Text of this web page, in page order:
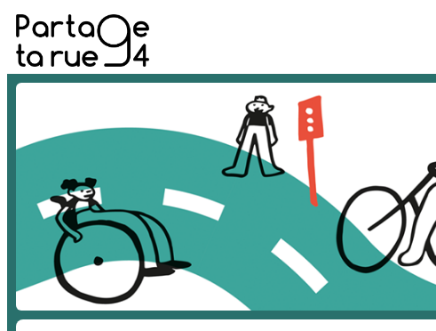
Aller
au
contenu